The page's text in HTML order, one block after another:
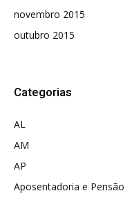
novembro 2015
outubro 2015
Categorias
AL
AM
AP
Aposentadoria e Pensão